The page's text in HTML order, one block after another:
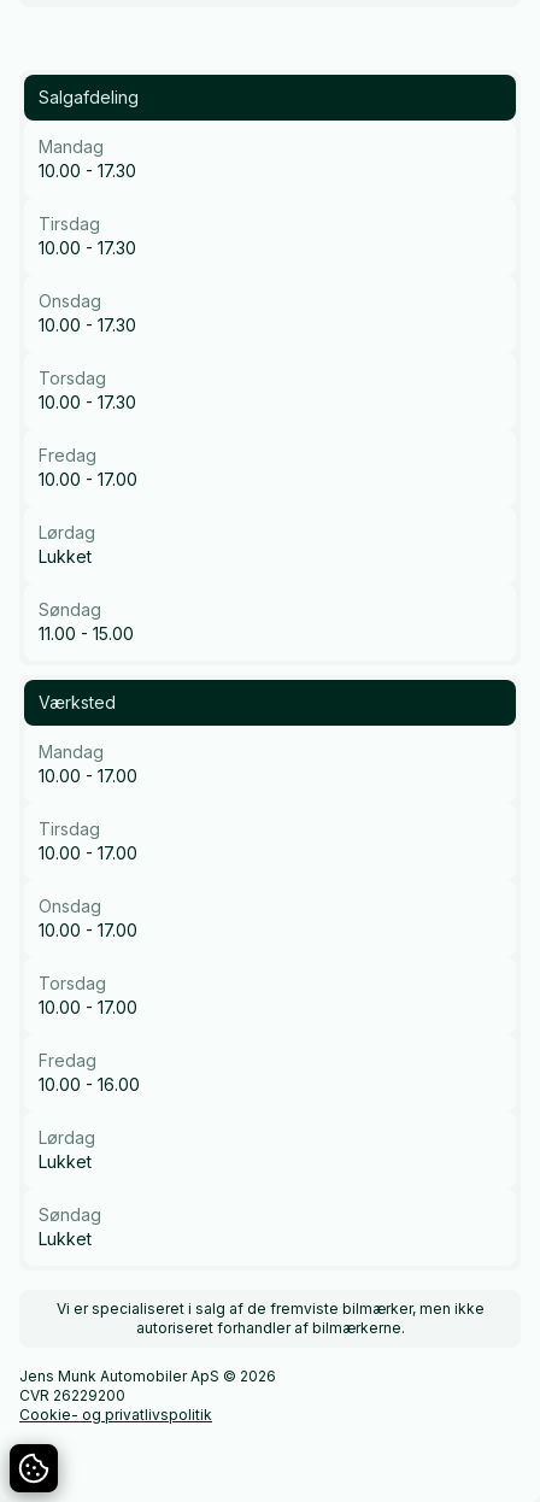
Salgafdeling
Mandag
10.00 - 17.30
Tirsdag
10.00 - 17.30
Onsdag
10.00 - 17.30
Torsdag
10.00 - 17.30
Fredag
10.00 - 17.00
Lørdag
Lukket
Søndag
11.00 - 15.00
Værksted
Mandag
10.00 - 17.00
Tirsdag
10.00 - 17.00
Onsdag
10.00 - 17.00
Torsdag
10.00 - 17.00
Fredag
10.00 - 16.00
Lørdag
Lukket
Søndag
Lukket
Vi er specialiseret i salg af de fremviste bilmærker, men ikke
autoriseret forhandler af bilmærkerne.
Jens Munk Automobiler ApS © 2026
CVR 26229200
Cookie- og privatlivspolitik